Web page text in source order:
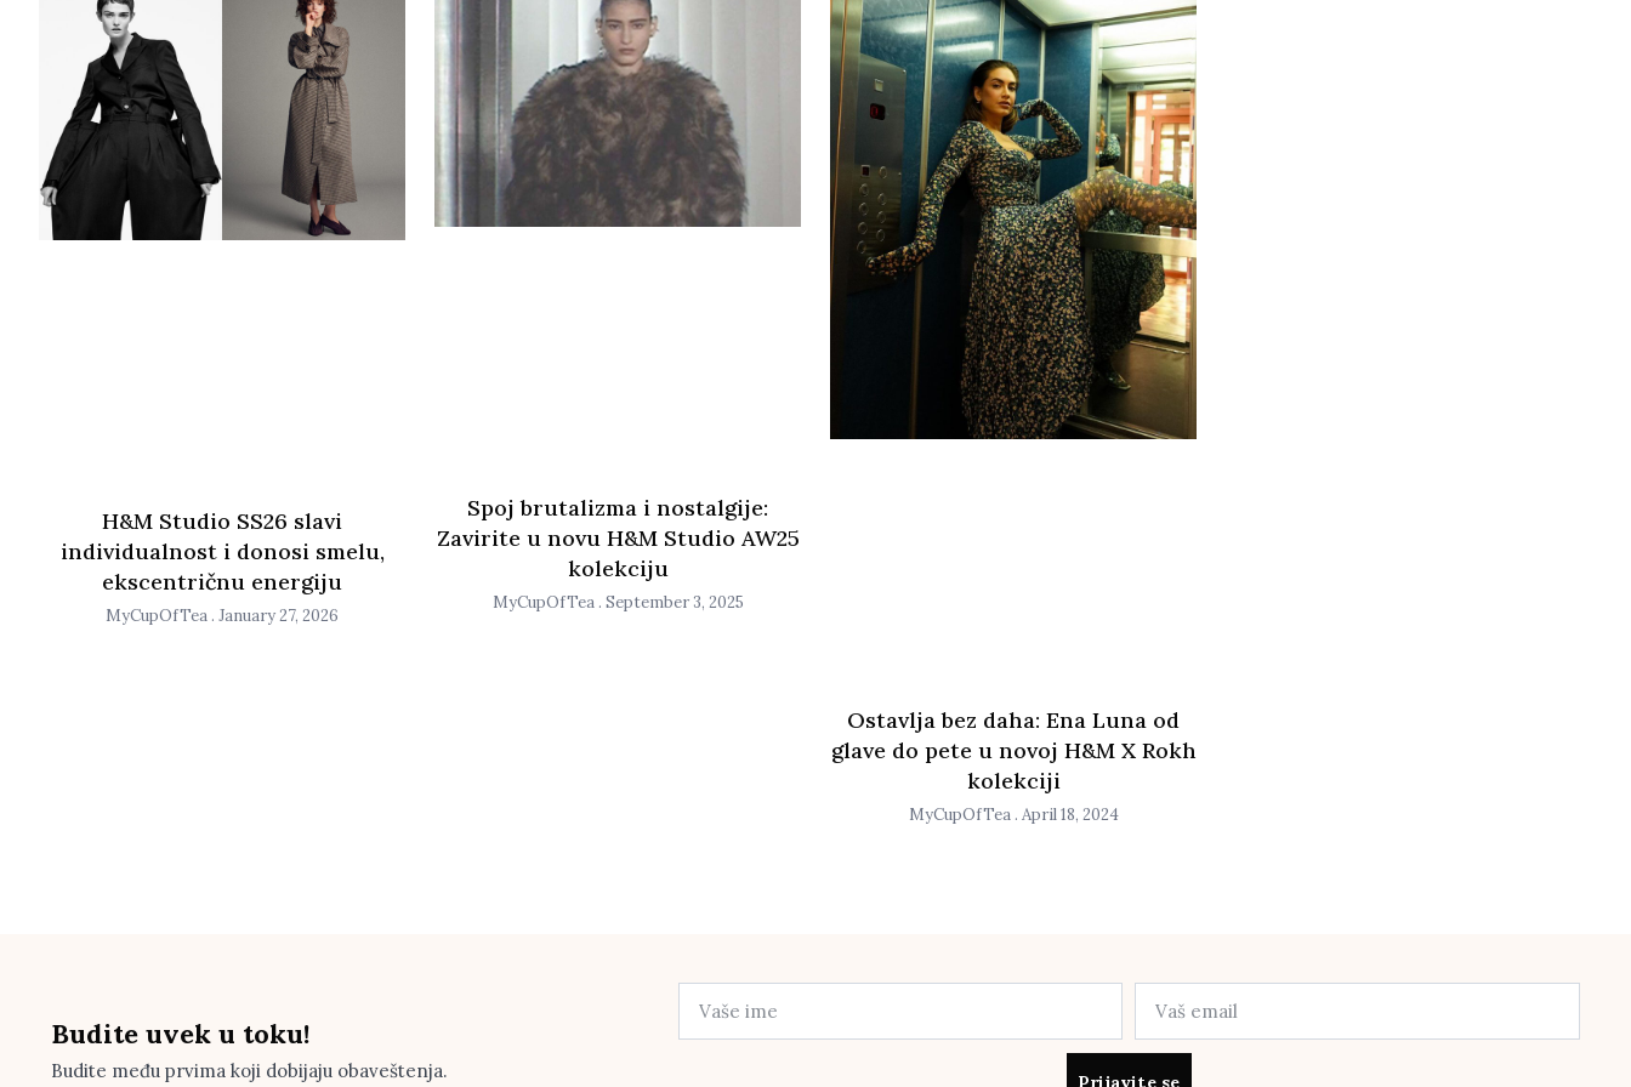
H&M Studio SS26 slavi
individualnost i donosi smelu,
ekscentričnu energiju
MyCupOfTea January 27, 2026
Spoj brutalizma i nostalgije:
Zavirite u novu H&M Studio AW25
kolekciju
MyCupOfTea September 3, 2025
Ostavlja bez daha: Ena Luna od
glave do pete u novoj H&M X Rokh
kolekciji
MyCupOfTea April 18, 2024
Budite uvek u toku!
Budite među prvima koji dobijaju obaveštenja. Prijavite se